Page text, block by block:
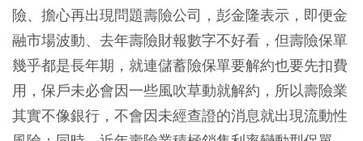
險、擔心再出現問題壽險公司，彭金隆表示，即便金
融市場波動、去年壽險財報數字不好看，但壽險保單
幾乎都是長年期，就連儲蓄險保單要解約也要先扣費
用，保戶未必會因一些風吹草動就解約，所以壽險業
其實不像銀行，不會因未經查證的消息就出現流動性